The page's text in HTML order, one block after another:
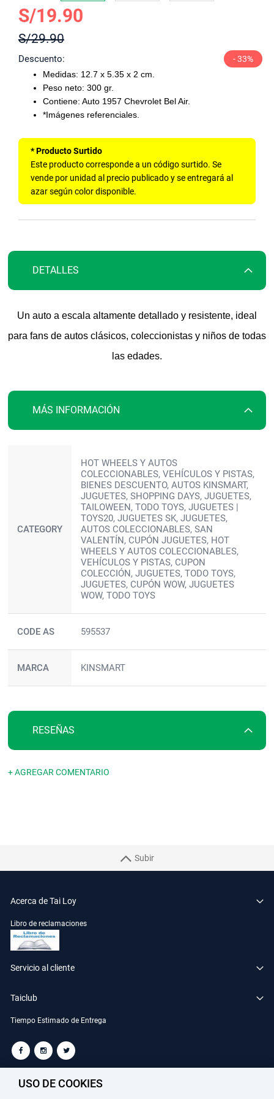
Saltar
comienzo
imágenes
S/19.90
S/29.90
Descuento
- 33%
Medidas: 12.7 x 5.35 x 2 cm.
Peso neto: 300 gr.
Contiene: Auto 1957 Chevrolet Bel Air.
*Imágenes referenciales.
* Producto Surtido
Este producto corresponde a un código surtido. Se
vende por unidad al precio publicado y se entregará al
azar según color disponible.
DETALLES
Un auto a escala altamente detallado y resistente, ideal
para fans de autos clásicos, coleccionistas y niños de todas
las edades.
MÁS INFORMACIÓN
CATEGORY
HOT WHEELS Y AUTOS
COLECCIONABLES, VEHÍCULOS Y PISTAS,
BIENES DESCUENTO, AUTOS KINSMART,
JUGUETES, SHOPPING DAYS, JUGUETES,
TAILOWEEN, TODO TOYS, JUGUETES |
TOYS20, JUGUETES SK, JUGUETES,
AUTOS COLECCIONABLES, SAN
VALENTÍN, CUPÓN JUGUETES, HOT
WHEELS Y AUTOS COLECCIONABLES,
VEHÍCULOS Y PISTAS, CUPON
COLECCIÓN, JUGUETES, TODO TOYS,
JUGUETES, CUPÓN WOW, JUGUETES
WOW, TODO TOYS
CODE AS 595537
MARCA KINSMART
RESEÑAS
+ AGREGAR COMENTARIO
Subir
Acerca de Tai Loy
Libro de reclamaciones
Servicio al cliente
Taiclub
Tiempo Estimado de Entrega
TAILOY S.A. RUC: 20100049181
USO DE COOKIES